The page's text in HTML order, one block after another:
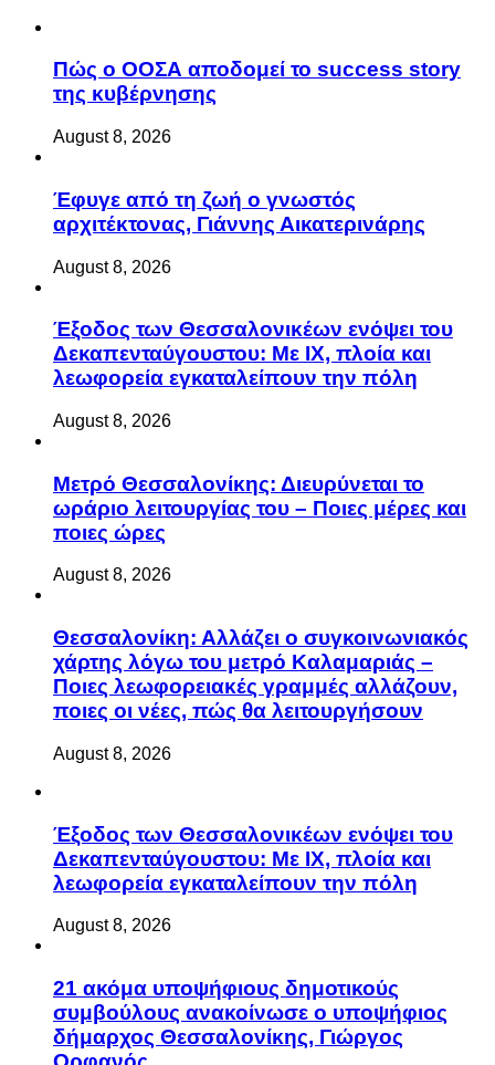
Πώς ο ΟΟΣΑ αποδομεί το success story
της κυβέρνησης
August 8, 2026
Έφυγε από τη ζωή ο γνωστός
αρχιτέκτονας, Γιάννης Αικατερινάρης
August 8, 2026
Έξοδος των Θεσσαλονικέων ενόψει του
Δεκαπενταύγουστου: Με ΙΧ, πλοία και
λεωφορεία εγκαταλείπουν την πόλη
August 8, 2026
Μετρό Θεσσαλονίκης: Διευρύνεται το
ωράριο λειτουργίας του – Ποιες μέρες και
ποιες ώρες
August 8, 2026
Θεσσαλονίκη: Αλλάζει ο συγκοινωνιακός
χάρτης λόγω του μετρό Καλαμαριάς –
Ποιες λεωφορειακές γραμμές αλλάζουν,
ποιες οι νέες, πώς θα λειτουργήσουν
August 8, 2026
Έξοδος των Θεσσαλονικέων ενόψει του
Δεκαπενταύγουστου: Με ΙΧ, πλοία και
λεωφορεία εγκαταλείπουν την πόλη
August 8, 2026
21 ακόμα υποψήφιους δημοτικούς
συμβούλους ανακοίνωσε ο υποψήφιος
δήμαρχος Θεσσαλονίκης, Γιώργος